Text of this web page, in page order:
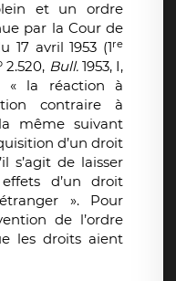
et un ordre
par la Cour de
17 avril 1953 (1re
2.520, Bull.1953, I,
« la réaction à
contraire à
même suivant
d’un droit
s’agit de laisser
d’un droit
». Pour
de l’ordre
les droits aient